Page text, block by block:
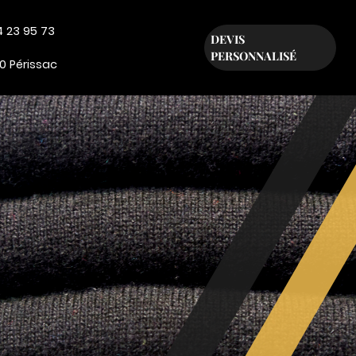
23 95 73
Périssac
DEVIS
PERSONNALISÉ